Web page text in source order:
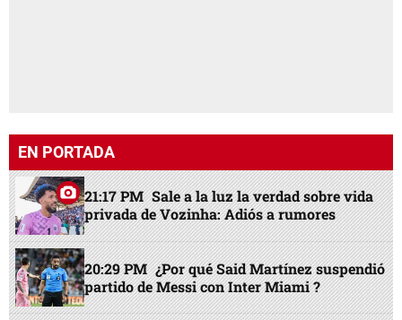
EN PORTADA
21:17 PM Sale a la luz la verdad sobre vida
privada de Vozinha: Adiós a rumores
20:29 PM ¿Por qué Said Martínez suspendió
partido de Messi con Inter Miami ?